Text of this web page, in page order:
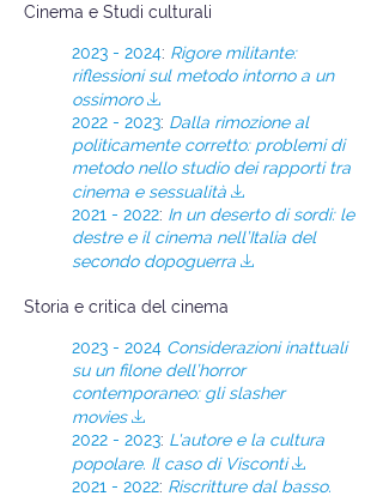
Cinema e Studi culturali
2023 - 2024: Rigore militante:
riflessioni sul metodo intorno a un
ossimoro V
2022 - 2023: Dalla rimozione al
politicamente corretto: problemi di
metodo nello studio dei rapporti tra
cinema e sessualità V
2021 - 2022: In un deserto di sordi: le
destre e il cinema nell’Italia del
secondo dopoguerra V
Storia e critica del cinema
2023 - 2024 Considerazioni inattuali
su un filone dell’horror
contemporaneo: gli slasher
movies V
2022 - 2023: L'autore e la cultura
popolare. Il caso di Visconti V
2021 - 2022: Riscritture dal basso.